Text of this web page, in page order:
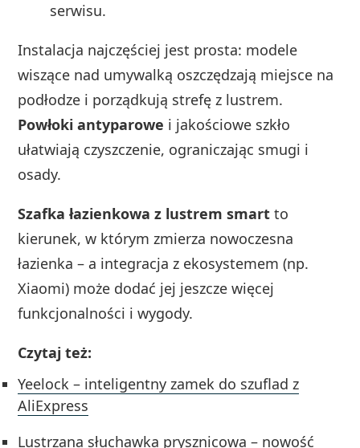
serwisu.
Instalacja najczęściej jest prosta: modele
wiszące nad umywalką oszczędzają miejsce na
podłodze i porządkują strefę z lustrem.
Powłoki antyparowe i jakościowe szkło
ułatwiają czyszczenie, ograniczając smugi i
osady.
Szafka łazienkowa z lustrem smart to
kierunek, w którym zmierza nowoczesna
łazienka – a integracja z ekosystemem (np.
Xiaomi) może dodać jej jeszcze więcej
funkcjonalności i wygody.
Czytaj też:
Yeelock – inteligentny zamek do szuflad z
AliExpress
Lustrzana słuchawka prysznicowa – nowość